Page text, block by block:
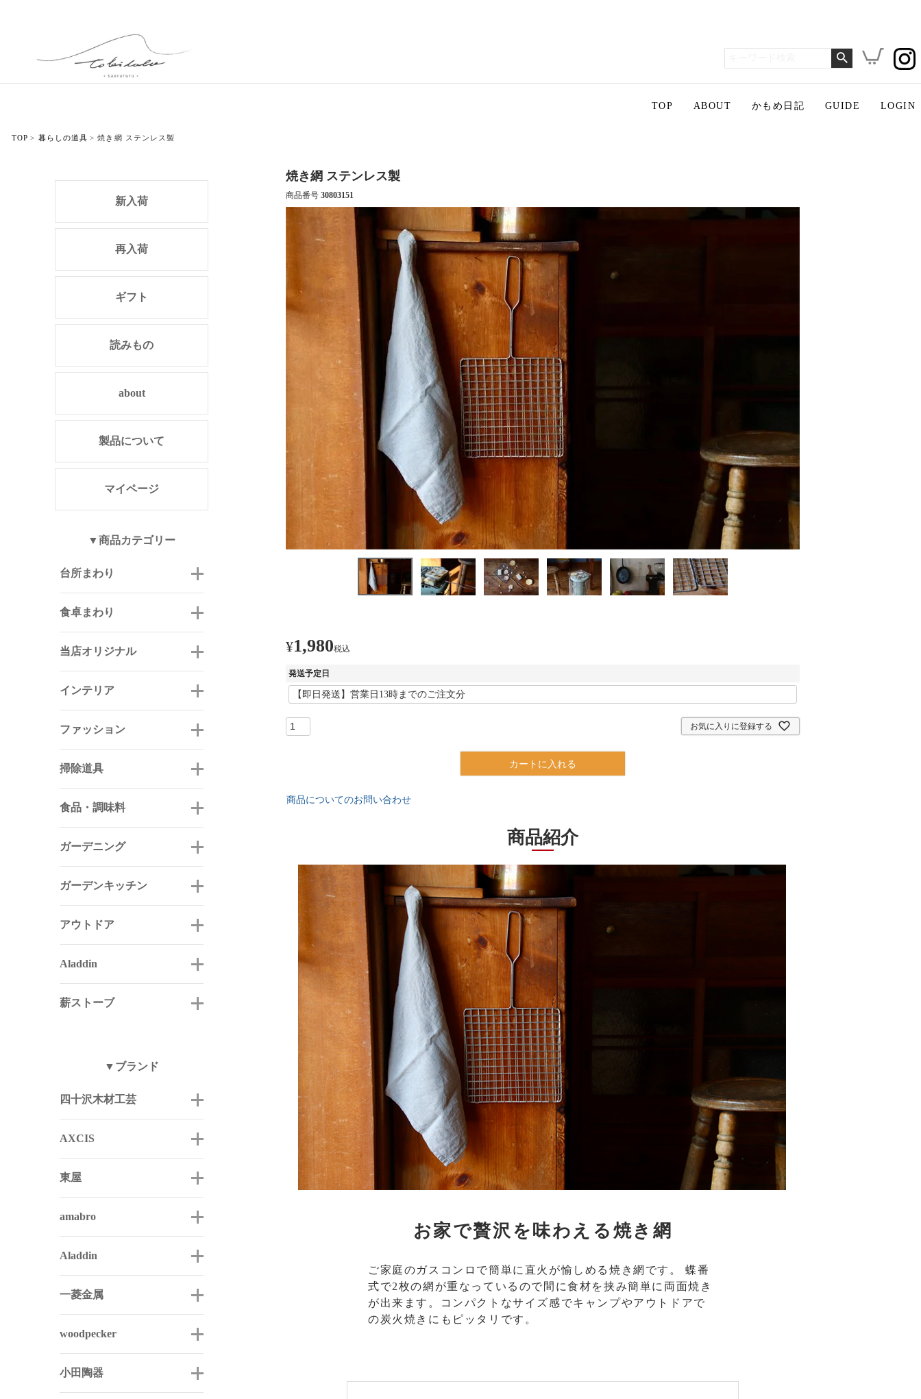
TOP ABOUT かもめ日記 GUIDE LOGIN
TOP 暮らしの道具 焼き網 ステンレス製
新入荷
再入荷
ギフト
読みもの
about
製品について
マイページ
▼商品カテゴリー
台所まわり
食卓まわり
当店オリジナル
インテリア
ファッション
掃除道具
食品・調味料
ガーデニング
ガーデンキッチン
アウトドア
Aladdin
薪ストーブ
▼ブランド
四十沢木材工芸
AXCIS
東屋
amabro
Aladdin
一菱金属
woodpecker
小田陶器
焼き網 ステンレス製
商品番号 30803151
¥1,980税込
発送予定日
お気に入りに登録する
カートに入れる
商品についてのお問い合わせ
商品紹介
お家で贅沢を味わえる焼き網
ご家庭のガスコンロで簡単に直火が愉しめる焼き網です。 蝶番
式で2枚の網が重なっているので間に食材を挟み簡単に両面焼き
が出来ます。コンパクトなサイズ感でキャンプやアウトドアで
の炭火焼きにもピッタリです。